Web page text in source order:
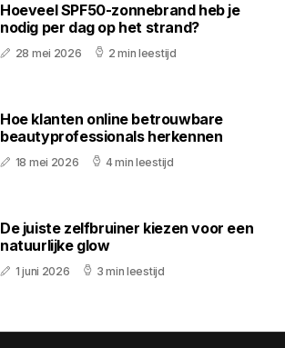
Hoeveel SPF50-zonnebrand heb je
nodig per dag op het strand?
28 mei 2026 2 min leestijd
Hoe klanten online betrouwbare
beautyprofessionals herkennen
18 mei 2026 4 min leestijd
De juiste zelfbruiner kiezen voor een
natuurlijke glow
1 juni 2026 3 min leestijd